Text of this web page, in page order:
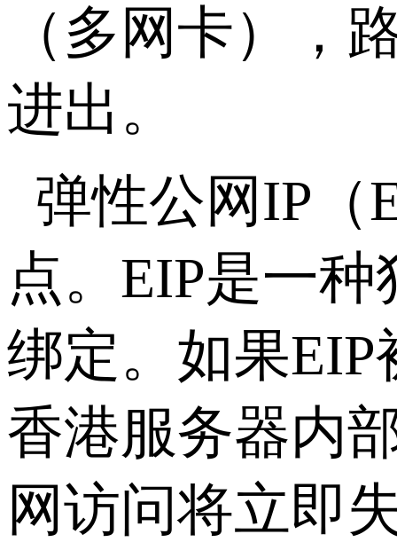
（多网卡），
进出。
弹性公网IP （
点。 EIP是一种
绑定。如果EIP
香港服务器内
网访问将立即